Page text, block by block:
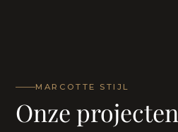
MARCOTTE STIJL
Onze projecten